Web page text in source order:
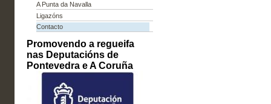
A Punta da Navalla
Ligazóns
Contacto
Promovendo a regueifa
nas Deputacións de
Pontevedra e A Coruña